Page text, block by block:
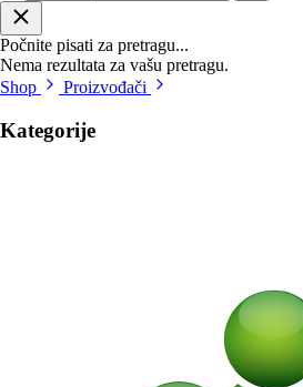
Počnite pisati za pretragu...
Nema rezultata za vašu pretragu.
Shop
Proizvođači
Kategorije